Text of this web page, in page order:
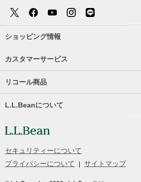
ショッピング情報
カスタマーサービス
リコール商品
L.L.Beanについて
セキュリティーについて
プライバシーについて
サイトマップ